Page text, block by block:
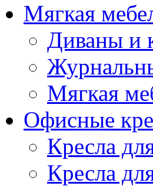
Мягкая
Диваны и
Мягкая
Офисные
Кресла
Кресла